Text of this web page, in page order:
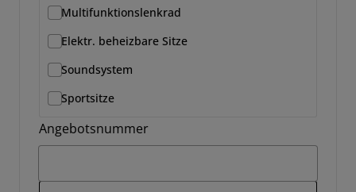
Multifunktionslenkrad
Elektr. beheizbare Sitze
Soundsystem
Sportsitze
Angebotsnummer